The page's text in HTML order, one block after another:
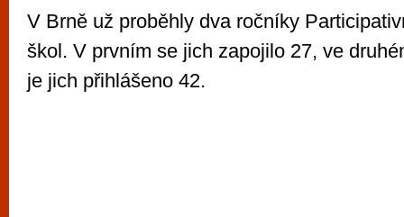
V Brně už proběhly dva ročníky
škol. V prvním se jich zapojilo 27, ve
je jich přihlášeno 42.